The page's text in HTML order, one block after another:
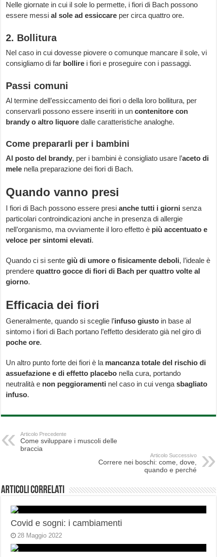
Nelle giornate in cui il sole lo permette, i fiori di Bach possono
essere messial sole ad essiccare per circa quattro ore.
2. Bollitura
Nel caso in cui dovesse piovere o comunque mancare il sole, vi
consigliamo di far bollire i fiori e proseguire con i passaggi.
Passi comuni
Al termine dell’essiccamento dei fiori o della loro bollitura, per
conservarli possono essere inseriti in uncontenitore con
brandy o altro liquore dalle caratteristiche analoghe.
Come prepararli per i bambini
Al posto del brandy, per i bambini è consigliato usare l’aceto di
mele nella preparazione dei fiori di Bach.
Quando vanno presi
I fiori di Bach possono essere presianche tutti i giorni senza
particolari controindicazioni anche in presenza di allergie
nell’organismo, ma ovviamente il loro effetto è più accentuato e
veloce per sintomi elevati.
Quando ci si sentegiù di umore o fisicamente deboli, l’ideale è
prenderequattro gocce di fiori di Bach per quattro volte al
giorno.
Efficacia dei fiori
Generalmente, quando si sceglie l’infuso giusto in base al
sintomo i fiori di Bach portano l’effetto desiderato già nel giro di
poche ore.
Un altro punto forte dei fiori è la mancanza totale del rischio di
assuefazione e di effetto placebo nella cura, portando
neutralità e non peggioramenti nel caso in cui vengasbagliato
infuso.
Articolo Precedente
Come sviluppare i muscoli delle
braccia
Articolo Successivo
Correre nei boschi: come, dove,
quando e perché
Articoli correlati
Covid e sogni: i cambiamenti
28 Maggio 2022